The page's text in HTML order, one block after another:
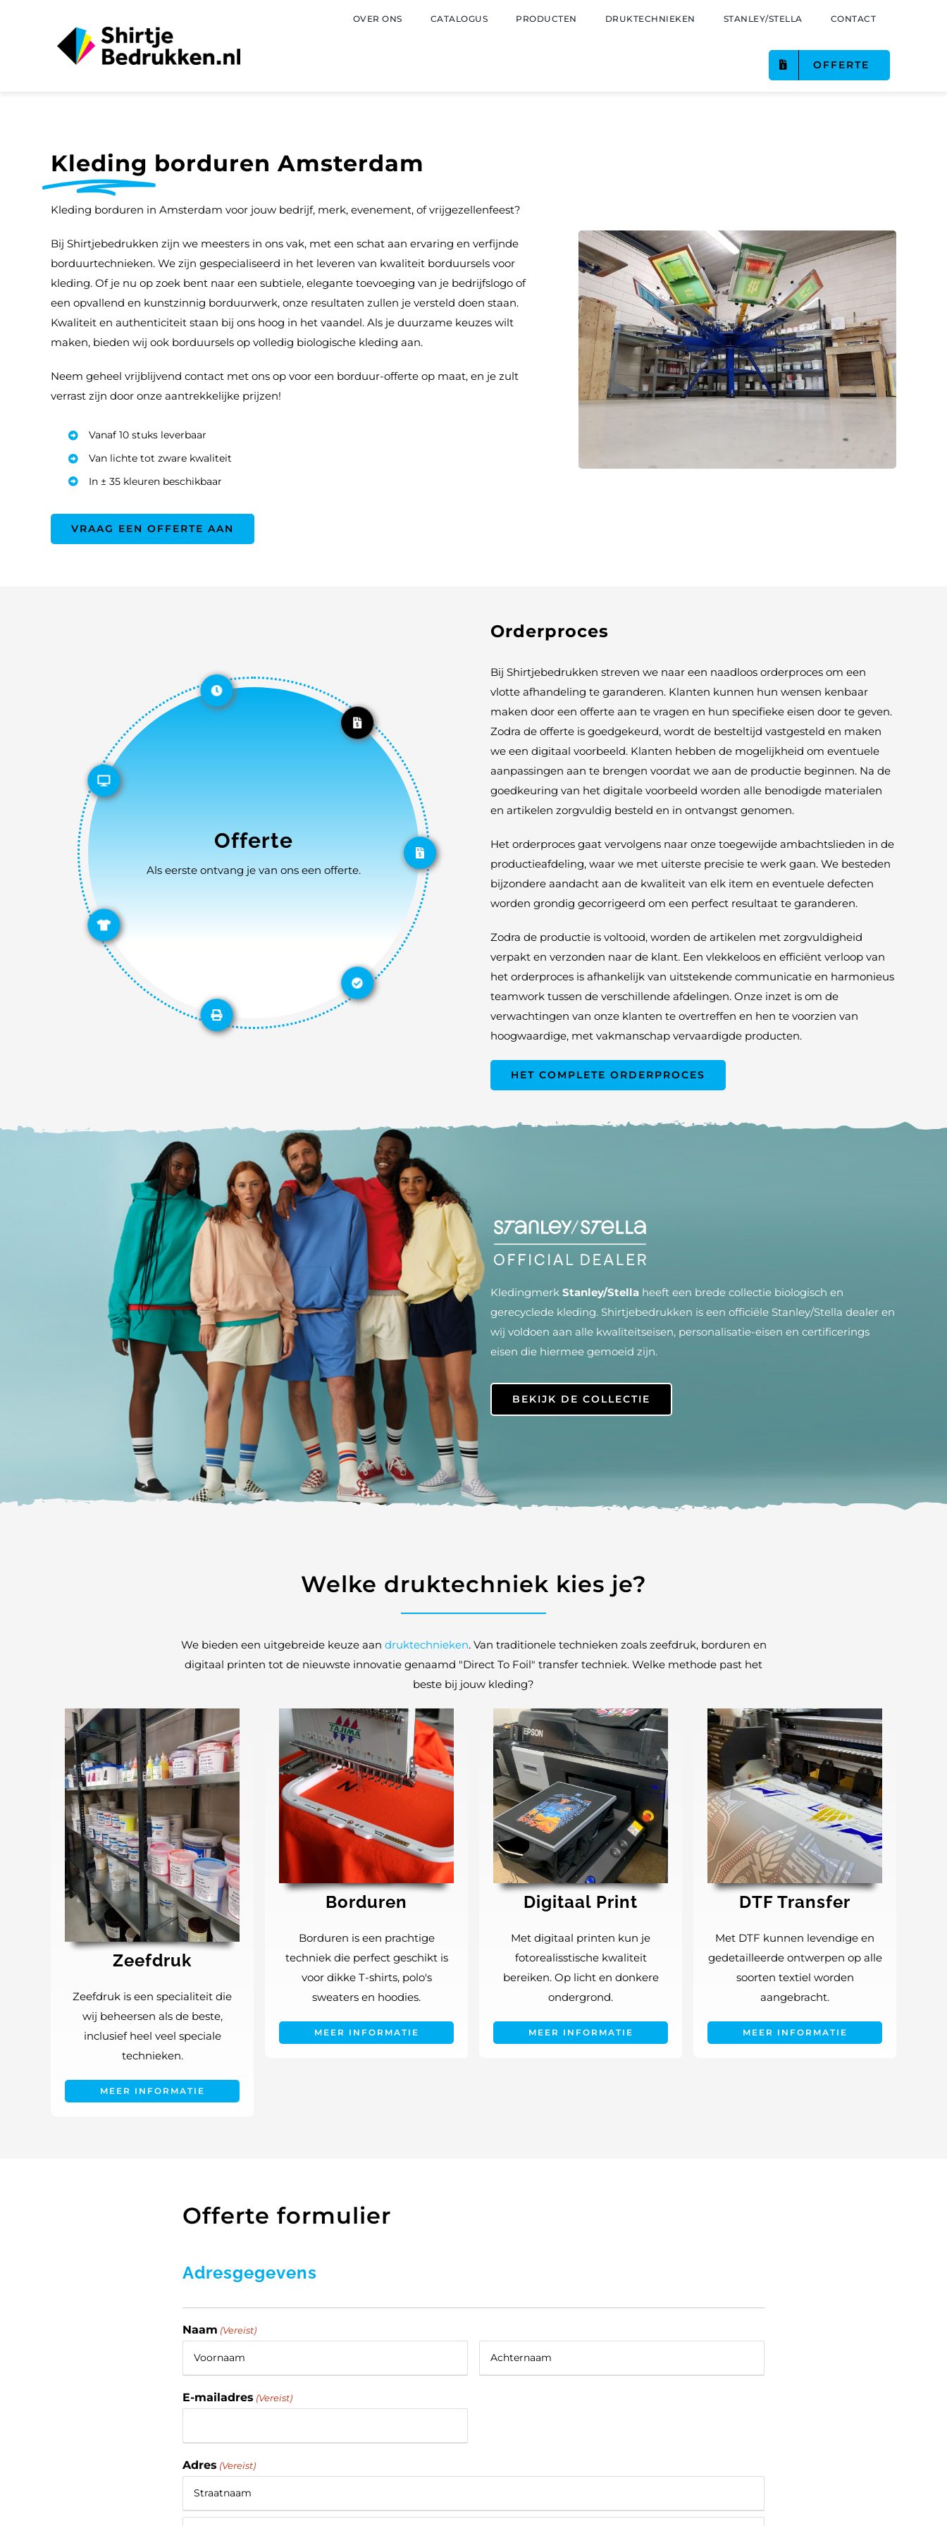
OVER ONS CATALOGUS PRODUCTEN DRUKTECHNIEKEN STANLEY/STELLA CONTACT
OFFERTE
Kleding borduren Amsterdam
Kleding borduren in Amsterdam voor jouw bedrijf, merk, evenement, of vrijgezellenfeest?
Bij Shirtjebedrukken zijn we meesters in ons vak, met een schat aan ervaring en verfijnde
borduurtechnieken. We zijn gespecialiseerd in het leveren van kwaliteit borduursels voor
kleding. Of je nu op zoek bent naar een subtiele, elegante toevoeging van je bedrijfslogo of
een opvallend en kunstzinnig borduurwerk, onze resultaten zullen je versteld doen staan.
Kwaliteit en authenticiteit staan bij ons hoog in het vaandel. Als je duurzame keuzes wilt
maken, bieden wij ook borduursels op volledig biologische kleding aan.
Neem geheel vrijblijvend contact met ons op voor een borduur-offerte op maat, en je zult
verrast zijn door onze aantrekkelijke prijzen!
Vanaf 10 stuks leverbaar
Van lichte tot zware kwaliteit
In ± 35 kleuren beschikbaar
VRAAG EEN OFFERTE AAN
Offerte
Als eerste ontvang je van ons een offerte.
Orderproces
Bij Shirtjebedrukken streven we naar een naadloos orderproces om een
vlotte afhandeling te garanderen. Klanten kunnen hun wensen kenbaar
maken door een offerte aan te vragen en hun specifieke eisen door te geven.
Zodra de offerte is goedgekeurd, wordt de besteltijd vastgesteld en maken
we een digitaal voorbeeld. Klanten hebben de mogelijkheid om eventuele
aanpassingen aan te brengen voordat we aan de productie beginnen. Na de
goedkeuring van het digitale voorbeeld worden alle benodigde materialen
en artikelen zorgvuldig besteld en in ontvangst genomen.
Het orderproces gaat vervolgens naar onze toegewijde ambachtslieden in de
productieafdeling, waar we met uiterste precisie te werk gaan. We besteden
bijzondere aandacht aan de kwaliteit van elk item en eventuele defecten
worden grondig gecorrigeerd om een perfect resultaat te garanderen.
Zodra de productie is voltooid, worden de artikelen met zorgvuldigheid
verpakt en verzonden naar de klant. Een vlekkeloos en efficiënt verloop van
het orderproces is afhankelijk van uitstekende communicatie en harmonieus
teamwork tussen de verschillende afdelingen. Onze inzet is om de
verwachtingen van onze klanten te overtreffen en hen te voorzien van
hoogwaardige, met vakmanschap vervaardigde producten.
HET COMPLETE ORDERPROCES
Kledingmerk Stanley/Stellaheeft een brede collectie biologisch en
gerecyclede kleding. Shirtjebedrukken is een officiële Stanley/Stella dealer en
wij voldoen aan alle kwaliteitseisen, personalisatie-eisen en certificerings
eisen die hiermee gemoeid zijn.
BEKIJK DE COLLECTIE
Welke druktechniek kies je?
We bieden een uitgebreide keuze aan druktechnieken. Van traditionele technieken zoals zeefdruk, borduren en
digitaal printen tot de nieuwste innovatie genaamd "Direct To Foil" transfer techniek. Welke methode past het
beste bij jouw kleding?
Zeefdruk
Zeefdruk is een specialiteit die
wij beheersen als de beste,
inclusief heel veel speciale
technieken.
MEER INFORMATIE
Borduren
Borduren is een prachtige
techniek die perfect geschikt is
voor dikke T-shirts, polo's
sweaters en hoodies.
MEER INFORMATIE
Digitaal Print
Met digitaal printen kun je
fotorealisstische kwaliteit
bereiken. Op licht en donkere
ondergrond.
MEER INFORMATIE
DTF Transfer
Met DTF kunnen levendige en
gedetailleerde ontwerpen op alle
soorten textiel worden
aangebracht.
MEER INFORMATIE
Offerte formulier
Adresgegevens
Naam (Vereist)
E-mailadres (Vereist)
Adres (Vereist)